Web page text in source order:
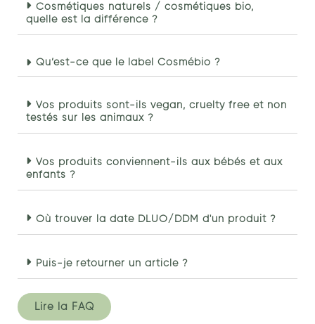
Cosmétiques naturels / cosmétiques bio,
quelle est la différence ?
Qu’est-ce que le label Cosmébio ?
Vos produits sont-ils vegan, cruelty free et non
testés sur les animaux ?
Vos produits conviennent-ils aux bébés et aux
enfants ?
Où trouver la date DLUO/DDM d'un produit ?
Puis-je retourner un article ?
Lire la FAQ